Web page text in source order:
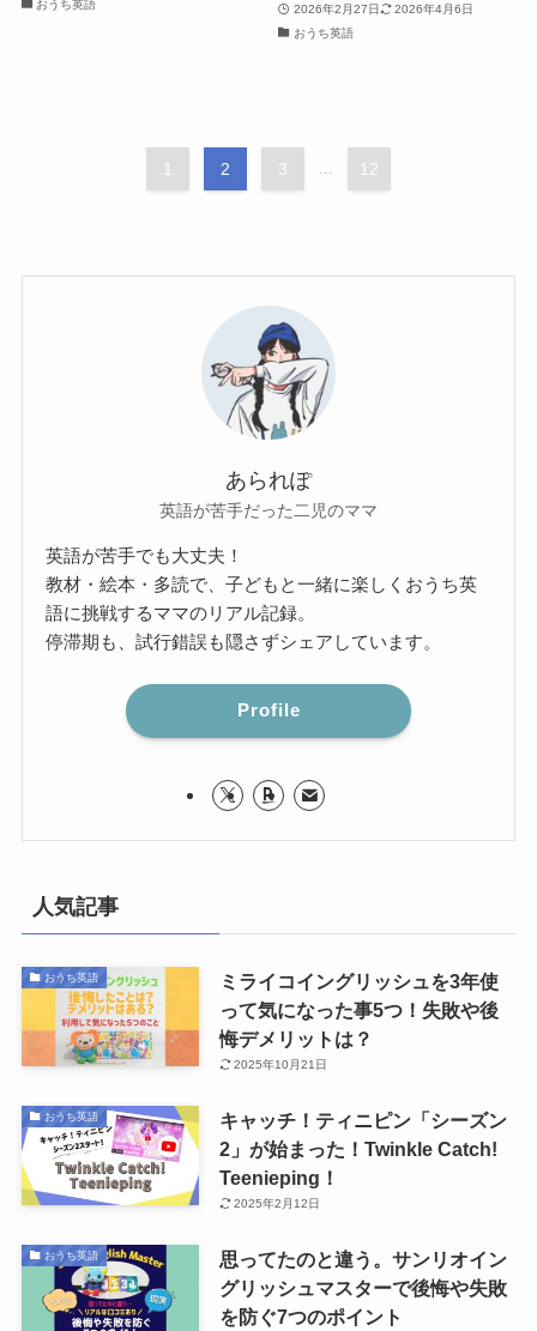
おうち英語 2026年2月27日
2026年4月6日
おうち英語
1 2 3 ... 12
あられぽ
英語が苦手だった二児のママ
英語が苦手でも大丈夫！
教材・絵本・多読で、子どもと一緒に楽しくおうち英
語に挑戦するママのリアル記録。
停滞期も、試行錯誤も隠さずシェアしています。
Profile
人気記事
おうち英語
ミライコイングリッシュを3年使
って気になった事5つ！失敗や後
悔デメリットは？
2025年10月21日
おうち英語
キャッチ！ティニピン「シーズン
2」が始まった！Twinkle Catch!
Teenieping！
2025年2月12日
おうち英語
思ってたのと違う。サンリオイン
グリッシュマスターで後悔や失敗
を防ぐ7つのポイント